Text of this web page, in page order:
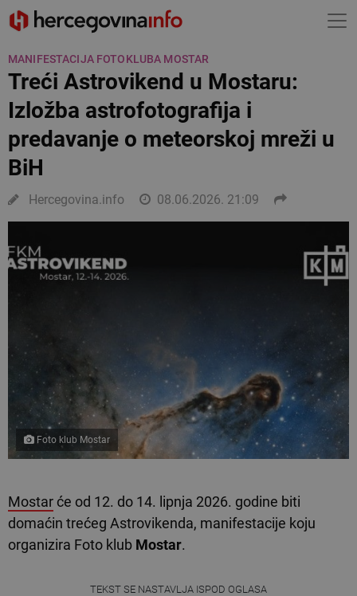
MANIFESTACIJA FOTOKLUBA MOSTAR
Treći Astrovikend u Mostaru:
Izložba astrofotografija i
predavanje o meteorskoj mreži u
BiH
Hercegovina.info 08.06.2026. 21:09
Foto klub Mostar
Mostar će od 12. do 14. lipnja 2026. godine biti
domaćin trećeg Astrovikenda, manifestacije koju
organizira Foto klub Mostar.
TEKST SE NASTAVLJA ISPOD OGLASA